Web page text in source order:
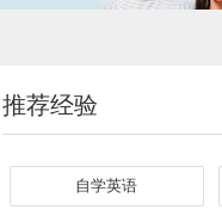
推荐经验
自学英语